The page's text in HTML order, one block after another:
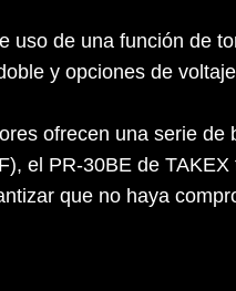
uso de una función de
y opciones de
ofrecen una serie de
el PR-30BE de TAKEX
que no haya